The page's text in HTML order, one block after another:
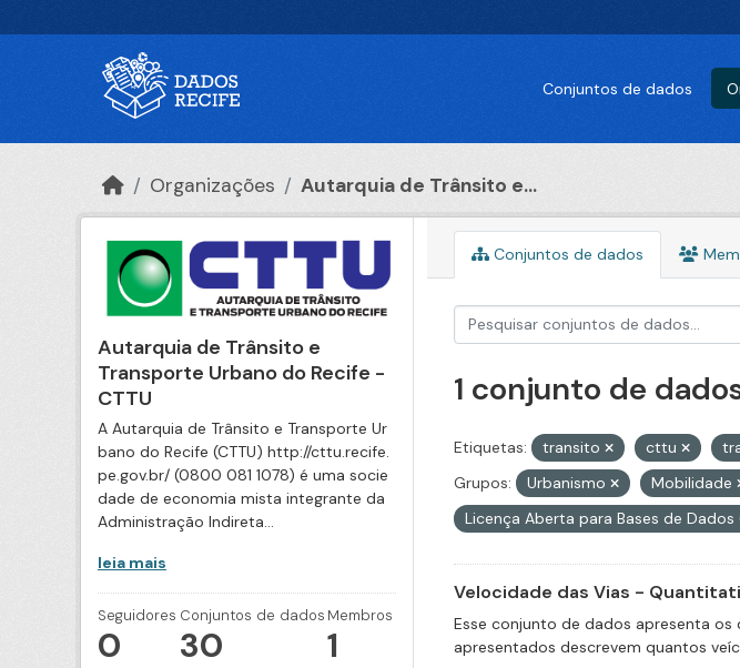
Conjuntos de dados
Organizações Autarquia de Trânsito e...
Autarquia de Trânsito e
Transporte Urbano do Recife -
CTTU
A Autarquia de Trânsito e Transporte Ur
bano do Recife (CTTU) http://cttu.recife.
pe.gov.br/ (0800 081 1078) é uma socie
dade de economia mista integrante da
Administração Indireta...
leia mais
Seguidores
0
Conjuntos de dados
30
Membros
1
Conjuntos de dados
1 conjunto de
Etiquetas: transito cttu
Grupos:
Urbanismo Mobilidade
Licença Aberta para Bases de
Velocidade das Vias -
Esse conjunto de dados apresenta
apresentados descrevem quantos